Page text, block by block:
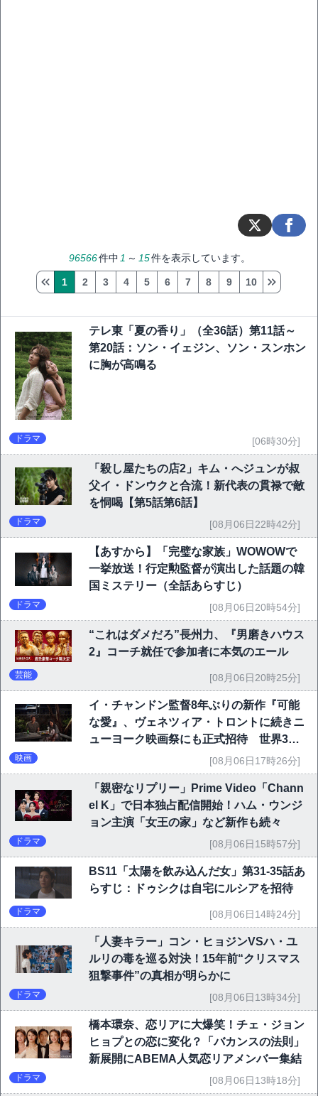
96566件中1 ～ 15件を表示しています。
1 2 3 4 5 6 7 8 9 10
テレ東「夏の香り」（全36話）第11話～
第20話：ソン・イェジン、ソン・スンホン
に胸が高鳴る
ドラマ [06時30分]
「殺し屋たちの店2」キム・へジュンが叔
父イ・ドンウクと合流！新代表の貫禄で敵
を恫喝【第5話第6話】
ドラマ [08月06日22時42分]
【あすから】「完璧な家族」WOWOWで
一挙放送！行定勲監督が演出した話題の韓
国ミステリー（全話あらすじ）
ドラマ [08月06日20時54分]
“これはダメだろ”長州力、『男磨きハウス
2』コーチ就任で参加者に本気のエール
芸能 [08月06日20時25分]
イ・チャンドン監督8年ぶりの新作『可能
な愛』、ヴェネツィア・トロントに続きニ
ューヨーク映画祭にも正式招待 世界3大
映画祭で快挙｜Netflix映画
映画 [08月06日17時26分]
「親密なリプリー」Prime Video「Chann
el K」で日本独占配信開始！ハム・ウンジ
ョン主演「女王の家」など新作も続々
ドラマ [08月06日15時57分]
BS11「太陽を飲み込んだ女」第31-35話あ
らすじ：ドゥシクは自宅にルシアを招待
ドラマ [08月06日14時24分]
「人妻キラー」コン・ヒョジンVSハ・ユ
ルリの毒を巡る対決！15年前“クリスマス
狙撃事件”の真相が明らかに
ドラマ [08月06日13時34分]
橋本環奈、恋リアに大爆笑！チェ・ジョン
ヒョプとの恋に変化？「バカンスの法則」
新展開にABEMA人気恋リアメンバー集結
ドラマ [08月06日13時18分]